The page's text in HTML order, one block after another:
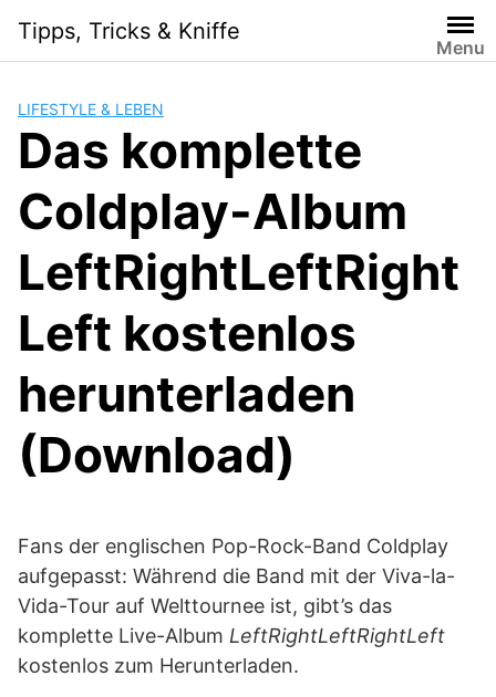
content
Tipps, Tricks & Kniffe
Menu
LIFESTYLE & LEBEN
Das komplette
Coldplay-Album
LeftRightLeftRight
Left kostenlos
herunterladen
(Download)
Fans der englischen Pop-Rock-Band Coldplay
aufgepasst: Während die Band mit der Viva-la-
Vida-Tour auf Welttournee ist, gibt’s das
komplette Live-Album LeftRightLeftRightLeft
kostenlos zum Herunterladen.